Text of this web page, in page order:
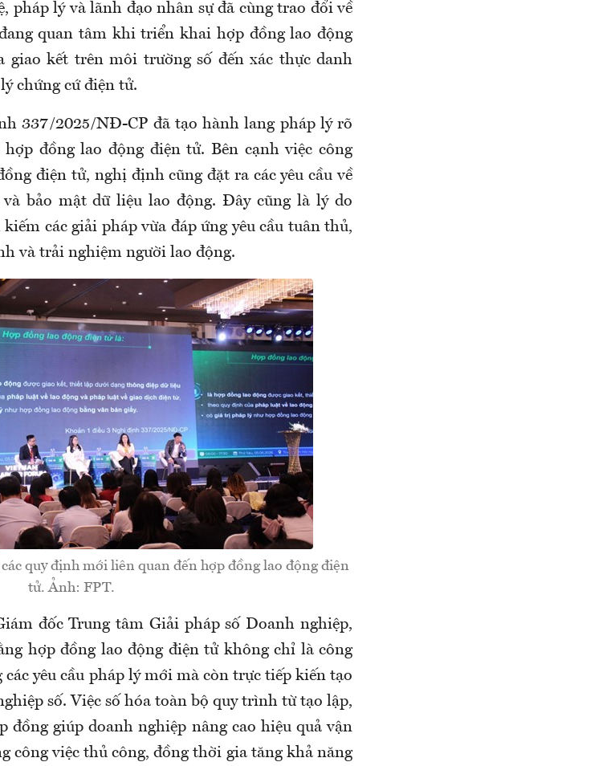
pháp lý và lãnh đạo nhân sự đã cùng trao đổi về
quan tâm khi triển khai hợp đồng lao động
kết trên môi trường số đến xác thực danh
chứng cứ điện tử.
337/2025/NĐ-CP đã tạo hành lang pháp lý rõ
đồng lao động điện tử. Bên cạnh việc công
điện tử, nghị định cũng đặt ra các yêu cầu về
bảo mật dữ liệu lao động. Đây cũng là lý do
các giải pháp vừa đáp ứng yêu cầu tuân thủ,
và trải nghiệm người lao động.
quy định mới liên quan đến hợp đồng lao động điện
tử. Ảnh: FPT.
đốc Trung tâm Giải pháp số Doanh nghiệp,
hợp đồng lao động điện tử không chỉ là công
yêu cầu pháp lý mới mà còn trực tiếp kiến tạo
số. Việc số hóa toàn bộ quy trình từ tạo lập,
đồng giúp doanh nghiệp nâng cao hiệu quả vận
công việc thủ công, đồng thời gia tăng khả năng